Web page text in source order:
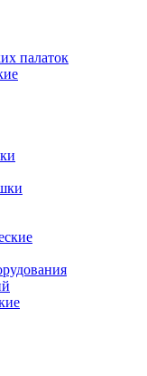
палаток